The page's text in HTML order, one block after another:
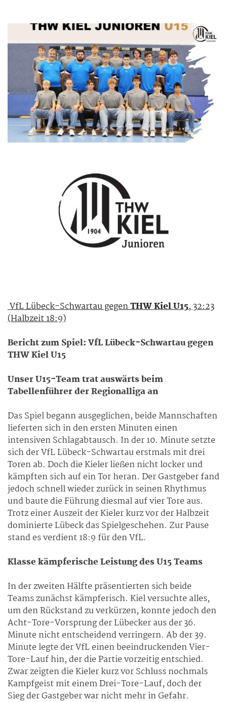
VfL Lübeck-Schwartau gegenTHW Kiel U15, 32:23
(Halbzeit 18:9)
Bericht zum Spiel: VfL Lübeck-Schwartau gegen
THW Kiel U15
Unser U15-Team trat auswärts beim
Tabellenführer der Regionalliga an
Das Spiel begann ausgeglichen, beide Mannschaften
lieferten sich in den ersten Minuten einen
intensiven Schlagabtausch. In der 10. Minute setzte
sich der VfL Lübeck-Schwartau erstmals mit drei
Toren ab. Doch die Kieler ließen nicht locker und
kämpften sich auf ein Tor heran. Der Gastgeber fand
jedoch schnell wieder zurück in seinen Rhythmus
und baute die Führung diesmal auf vier Tore aus.
Trotz einer Auszeit der Kieler kurz vor der Halbzeit
dominierte Lübeck das Spielgeschehen. Zur Pause
stand es verdient 18:9 für den VfL.
Klasse kämpferische Leistung des U15 Teams
In der zweiten Hälfte präsentierten sich beide
Teams zunächst kämpferisch. Kiel versuchte alles,
um den Rückstand zu verkürzen, konnte jedoch den
Acht-Tore-Vorsprung der Lübecker aus der 36.
Minute nicht entscheidend verringern. Ab der 39.
Minute legte der VfL einen beeindruckenden Vier-
Tore-Lauf hin, der die Partie vorzeitig entschied.
Zwar zeigten die Kieler kurz vor Schluss nochmals
Kampfgeist mit einem Drei-Tore-Lauf, doch der
Sieg der Gastgeber war nicht mehr in Gefahr.